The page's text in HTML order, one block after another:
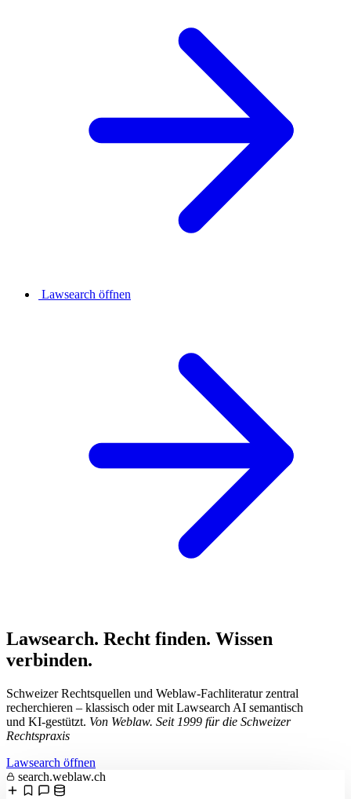
Lawsearch öffnen
Lawsearch. Recht finden. Wissen
verbinden.
Schweizer Rechtsquellen und Weblaw-Fachliteratur zentral
recherchieren – klassisch oder mit Lawsearch AI semantisch
und KI-gestützt. Von Weblaw. Seit 1999 für die Schweizer
Rechtspraxis
Lawsearch öffnen
search.weblaw.ch